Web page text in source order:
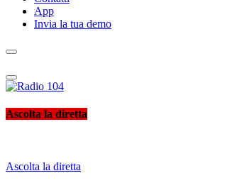
App
Invia la tua demo
Radio 104
Like It !
Ascolta la diretta
Ascolta la diretta